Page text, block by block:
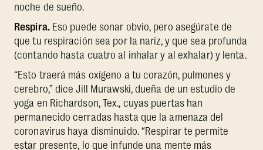
noche de sueño.
Respira.Eso puede sonar obvio, pero asegúrate de
que tu respiración sea por la nariz, y que sea profunda
(contando hasta cuatro al inhalar y al exhalar) y lenta.
“Esto traerá más oxígeno a tu corazón, pulmones y
cerebro,” dice Jill Murawski, dueña de un estudio de
yoga en Richardson, Tex., cuyas puertas han
permanecido cerradas hasta que la amenaza del
coronavirus haya disminuido. “Respirar te permite
estar presente, lo que infunde una mente más